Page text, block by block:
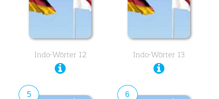
Indo-Wörter 12 Indo-Wörter 13
5 6